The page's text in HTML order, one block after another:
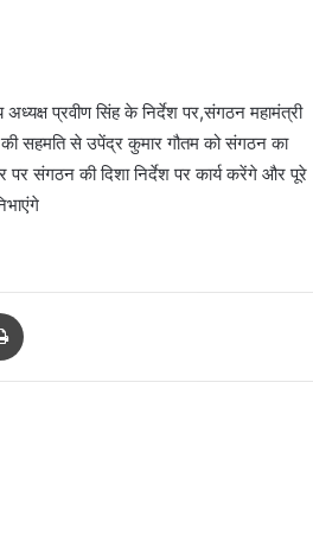
प्रवीण सिंह के निर्देश पर,संगठन महामंत्री
की सहमति से उपेंद्र कुमार गौतम को संगठन का
संगठन की दिशा निर्देश पर कार्य करेंगे और पूरे